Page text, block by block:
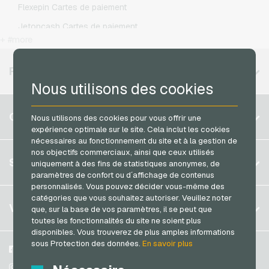
Nous utilisons des cookies
Nous utilisons des cookies pour vous offrir une
expérience optimale sur le site. Cela inclut les cookies
nécessaires au fonctionnement du site et à la gestion de
nos objectifs commerciaux, ainsi que ceux utilisés
uniquement à des fins de statistiques anonymes, de
paramètres de confort ou d´affichage de contenus
personnalisés. Vous pouvez décider vous-même des
catégories que vous souhaitez autoriser. Veuillez noter
que, sur la base de vos paramètres, il se peut que
toutes les fonctionnalités du site ne soient plus
disponibles. Vous trouverez de plus amples informations
sous Protection des données.En savoir plus
RTL+ Cartes cadeaux
Saturn Cartes cadeaux
Shell Cartes cadeaux
Spotify Premium Cartes cadeaux
Thalia Cartes cadeaux
TikTok Cartes cadeaux
toom Cartes cadeaux
Wolt Cartes cadeaux
World of Sweets Cartes cadeaux
Wunschgutschein Cartes cadeaux
Flexepin Cartes de paiement
Jetoncash Cartes de paiement
PCS Cartes de paiement
Razer Gold Cartes de paiement
Transcash Cartes de paiement
RÉGIONS DISPONIBLES
Brésil
Allemagne (DE)
Allemagne (EN)
France
Italie
Pays-bas
Autriche
Portugal
COMPTE
S´inscrire
S´inscrire
Mon panier
SERVICE
FAQ
Méthodes de paiement
Conditions generales&Droit de retour
VGO-SHOP
A propos de nous
Facebook